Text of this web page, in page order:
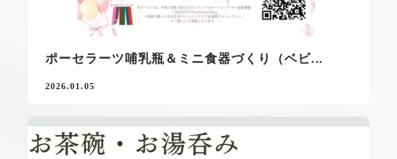
ポーセラーツ哺乳瓶＆ミニ食器づくり（ベビ...
2026.01.05